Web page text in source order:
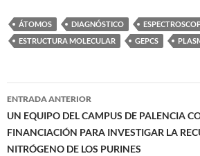
ÁTOMOS DIAGNÓSTICO
ESTRUCTURA MOLECULAR
GEPCS
Navegación
de
entradas
ENTRADA ANTERIOR
UN EQUIPO DEL CAMPUS DE PALENCIA
FINANCIACIÓN PARA INVESTIGAR LA
NITRÓGENO DE LOS PURINES